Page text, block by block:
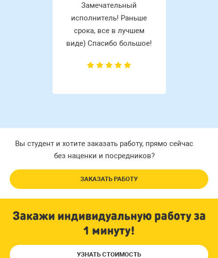
Замечательный
исполнитель! Раньше
срока, все в лучшем
виде) Спасибо большое!
Вы студент и хотите заказать работу, прямо сейчас
без наценки и посредников?
ЗАКАЗАТЬ РАБОТУ
Закажи индивидуальную работу за
1 минуту!
УЗНАТЬ СТОИМОСТЬ